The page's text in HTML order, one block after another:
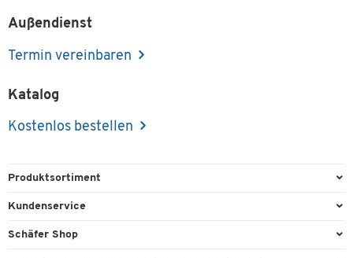
Außendienst
Termin vereinbaren
Katalog
Kostenlos bestellen
Produktsortiment
Büroausstattung
Kundenservice
Direktbestellung
Schäfer Shop